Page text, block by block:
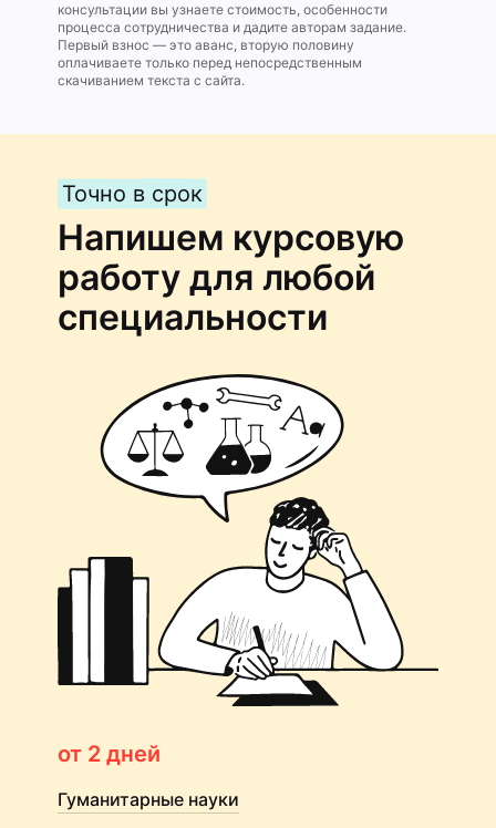
консультации вы узнаете стоимость, особенности
процесса сотрудничества и дадите авторам задание.
Первый взнос — это аванс, вторую половину
оплачиваете только перед непосредственным
скачиванием текста с сайта.
Точно в срок
Напишем курсовую
работу для любой
специальности
от 2 дней
Гуманитарные науки